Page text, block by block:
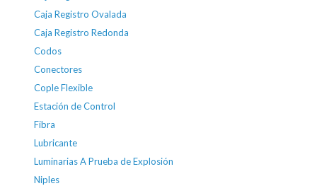
Caja Registro Ovalada
Caja Registro Redonda
Codos
Conectores
Cople Flexible
Estación de Control
Fibra
Lubricante
Luminarias A Prueba de Explosión
Niples